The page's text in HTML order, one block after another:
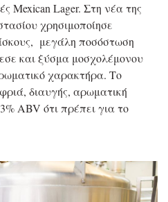
Mexican Lager. Στη νέα της
χρησιμοποίησε
μεγάλη ποσόστωση
και ξύσμα μοσχολέμονου
χαρακτήρα. Το
διαυγής, αρωματική
ABV ότι πρέπει για το